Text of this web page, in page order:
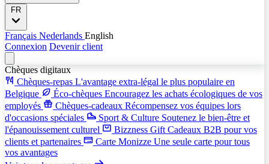
Français Nederlands English
Connexion Devenir client
Chèques digitaux
Chèques-repas L'avantage extra-légal le plus populaire en
Belgique
Éco-chèques Encouragez les achats écologiques de vos
employés
Chèques-cadeaux Récompensez vos équipes lors
d'occasions spéciales
Sport & Culture Soutenez le bien-être et
l'épanouissement culturel
Bizzness Gift Cadeaux B2B pour vos
clients et partenaires
Carte Monizze Une seule carte pour tous
vos avantages